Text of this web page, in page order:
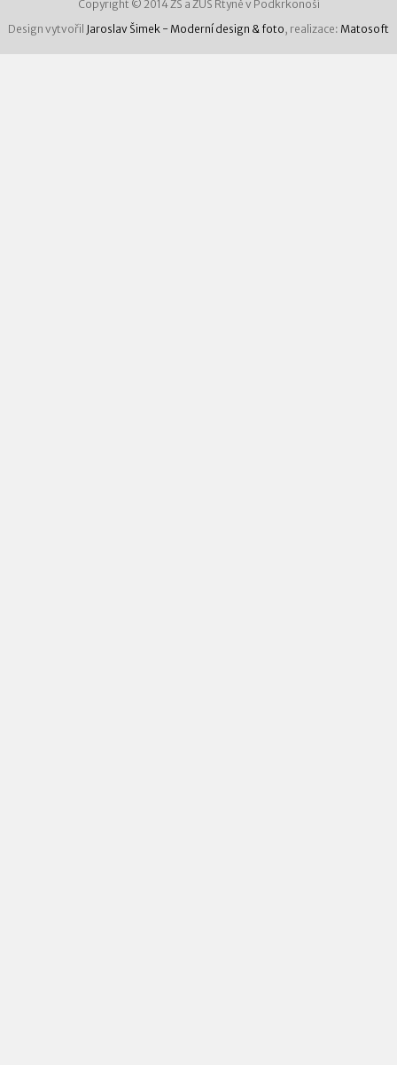
Copyright © 2014 ZŠ a ZUŠ Rtyně v Podkrkonoší
Design vytvořil Jaroslav Šimek - Moderní design & foto, realizace: Matosoft